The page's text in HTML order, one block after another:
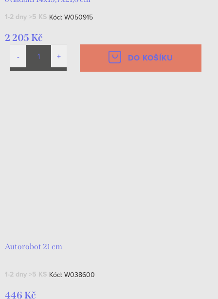
1-2 dny >5 KS Kód: W050915
2 205 Kč
DO KOŠÍKU
Autorobot 21 cm
1-2 dny >5 KS Kód: W038600
446 Kč